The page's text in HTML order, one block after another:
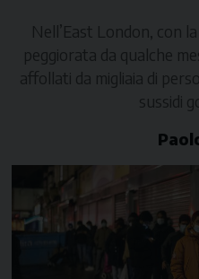
Nell’East London, con
peggiorata da qualche
affollati da migliaia di
sussidi